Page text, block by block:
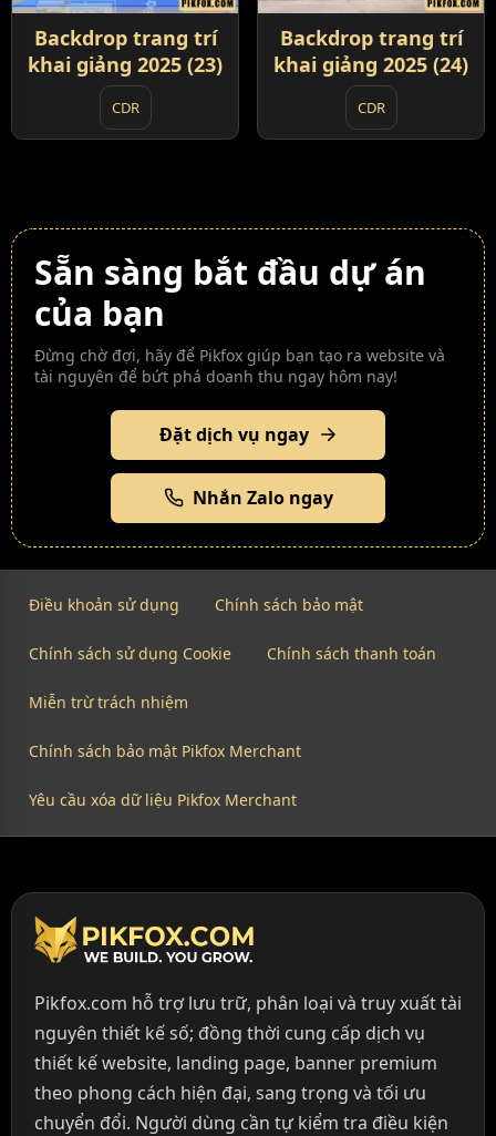
Backdrop trang trí
khai giảng 2025 (23)
CDR
Backdrop trang trí
khai giảng 2025 (24)
CDR
Sẵn sàng bắt đầu dự án
của bạn
Đừng chờ đợi, hãy để Pikfox giúp bạn tạo ra website và
tài nguyên để bứt phá doanh thu ngay hôm nay!
Đặt dịch vụ ngay
Nhắn Zalo ngay
Điều khoản sử dụng Chính sách bảo mật
Chính sách sử dụng Cookie Chính sách thanh toán
Miễn trừ trách nhiệm
Chính sách bảo mật Pikfox Merchant
Yêu cầu xóa dữ liệu Pikfox Merchant
Pikfox.com hỗ trợ lưu trữ, phân loại và truy xuất tài
nguyên thiết kế số; đồng thời cung cấp dịch vụ
thiết kế website, landing page, banner premium
theo phong cách hiện đại, sang trọng và tối ưu
chuyển đổi. Người dùng cần tự kiểm tra điều kiện